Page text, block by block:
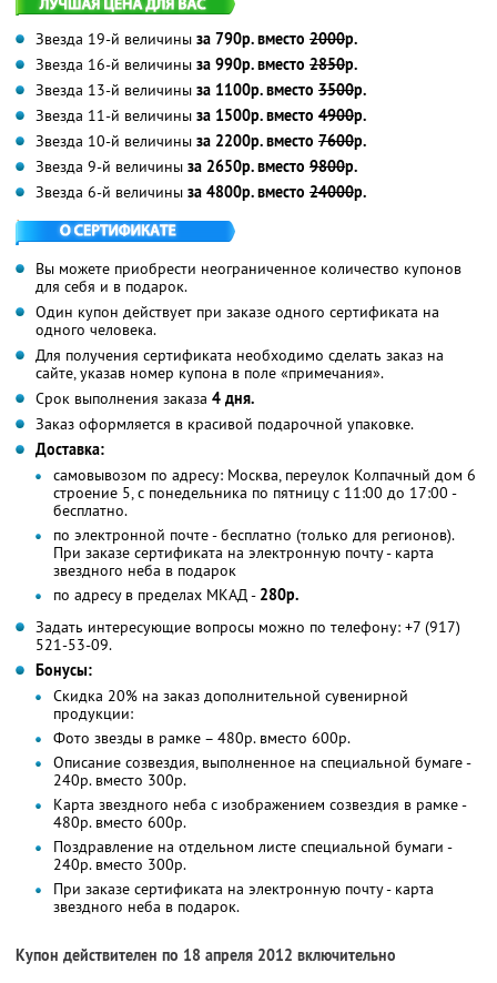
Звезда 19-й величины за 790р. вместо 2000р.
Звезда 16-й величины за 990р. вместо 2850р.
Звезда 13-й величины за 1100р. вместо 3500р.
Звезда 11-й величины за 1500р. вместо 4900р.
Звезда 10-й величины за 2200р. вместо 7600р.
Звезда 9-й величины за 2650р. вместо 9800р.
Звезда 6-й величины за 4800р. вместо 24000р.
Вы можете приобрести неограниченное количество купонов
для себя и в подарок.
Один купон действует при заказе одного сертификата на
одного человека.
Для получения сертификата необходимо сделать заказ на
сайте, указав номер купона в поле «примечания».
Срок выполнения заказа 4 дня.
Заказ оформляется в красивой подарочной упаковке.
Доставка:
самовывозом по адресу: Москва, переулок Колпачный дом 6
строение 5, с понедельника по пятницу с 11:00 до 17:00 -
бесплатно.
по электронной почте - бесплатно (только для регионов).
При заказе сертификата на электронную почту - карта
звездного неба в подарок
по адресу в пределах МКАД - 280р.
Задать интересующие вопросы можно по телефону: +7 (917)
521-53-09.
Бонусы:
Скидка 20% на заказ дополнительной сувенирной
продукции:
Фото звезды в рамке – 480р. вместо 600р.
Описание созвездия, выполненное на специальной бумаге -
240р. вместо 300р.
Карта звездного неба с изображением созвездия в рамке -
480р. вместо 600р.
Поздравление на отдельном листе специальной бумаги -
240р. вместо 300р.
При заказе сертификата на электронную почту - карта
звездного неба в подарок.
Купон действителен по 18 апреля 2012 включительно